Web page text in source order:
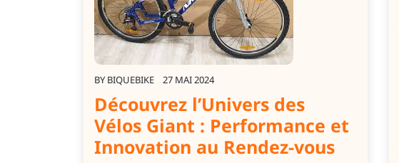
BY BIQUEBIKE 27 MAI 2024
Découvrez l’Univers des
Vélos Giant : Performance et
Innovation au Rendez-vous